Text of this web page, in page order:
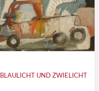
BLAULICHT UND ZWIELICHT